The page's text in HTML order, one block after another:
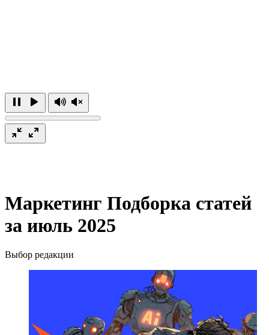
Маркетинг Подборка статей
за июль 2025
Выбор редакции